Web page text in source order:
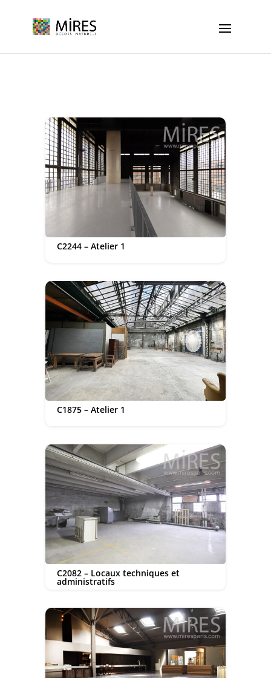
C2244 – Atelier 1
C1875 – Atelier 1
C2082 – Locaux techniques et
administratifs